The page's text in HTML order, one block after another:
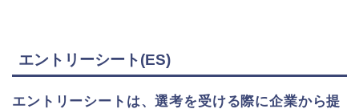
エントリーシート(ES)
エントリーシートは、選考を受ける際に企業から提